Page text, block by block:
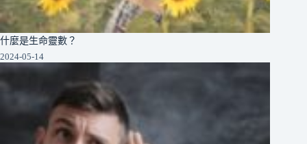
什麼是生命靈數？
2024-05-14